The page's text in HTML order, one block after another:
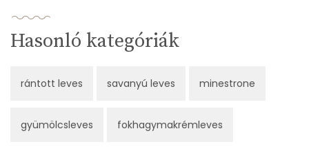
Hasonló kategóriák
rántott leves savanyú leves minestrone
gyümölcsleves fokhagymakrémleves